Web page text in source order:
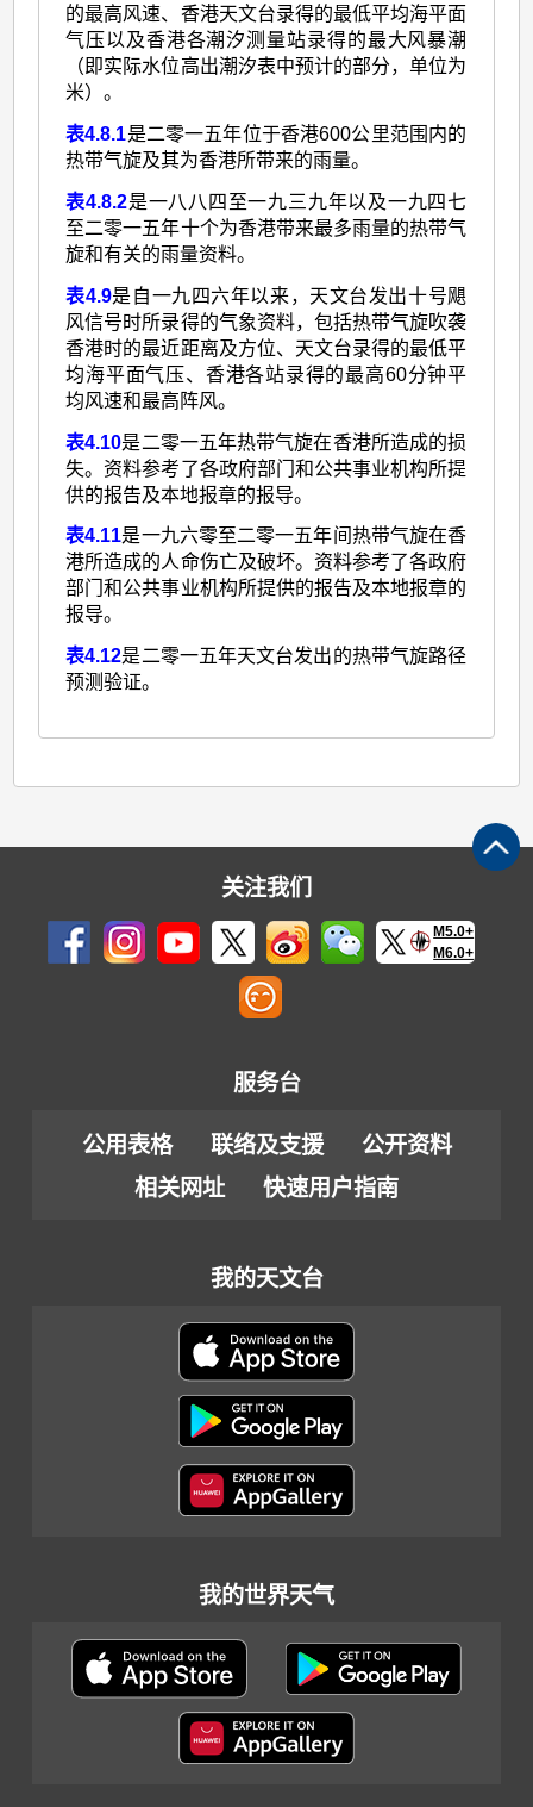
的最高风速、香港天文台录得的最低平均海平面
气压以及香港各潮汐测量站录得的最大风暴潮
（即实际水位高出潮汐表中预计的部分，单位为
米）。
表4.8.1是二零一五年位于香港600公里范围内的
热带气旋及其为香港所带来的雨量。
表4.8.2是一八八四至一九三九年以及一九四七
至二零一五年十个为香港带来最多雨量的热带气
旋和有关的雨量资料。
表4.9是自一九四六年以来，天文台发出十号飓
风信号时所录得的气象资料，包括热带气旋吹袭
香港时的最近距离及方位、天文台录得的最低平
均海平面气压、香港各站录得的最高60分钟平
均风速和最高阵风。
表4.10是二零一五年热带气旋在香港所造成的损
失。资料参考了各政府部门和公共事业机构所提
供的报告及本地报章的报导。
表4.11是一九六零至二零一五年间热带气旋在香
港所造成的人命伤亡及破坏。资料参考了各政府
部门和公共事业机构所提供的报告及本地报章的
报导。
表4.12是二零一五年天文台发出的热带气旋路径
预测验证。
关注我们
M5.0+
M6.0+
服务台
公用表格 联络及支援
公开资料
相关网址
快速用户指南
我的天文台
我的世界天气